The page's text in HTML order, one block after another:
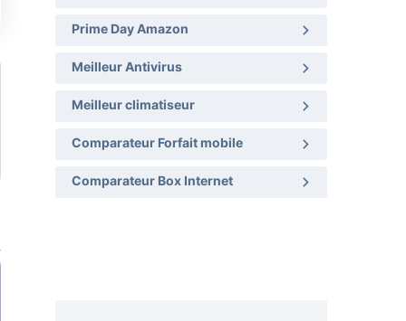
Prime Day Amazon
Meilleur Antivirus
Meilleur climatiseur
Comparateur Forfait mobile
Comparateur Box Internet